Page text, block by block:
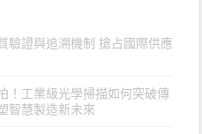
驗證與追溯機制 搶占國際供應
！工業級光學掃描如何突破傳
智慧製造新未來